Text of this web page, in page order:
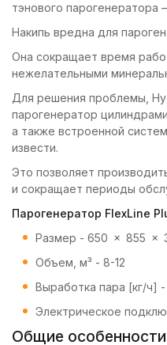
тэнового парогенератора
Накипь вредна для
Она сокращает время
нежелательными
Для решения проблемы,
парогенератор
а также встроенной
извести.
Это позволяет
и сокращает периоды
Парогенератор FlexLine
Размер - 650 × 855 ×
Объем, м³ - 8-12
Выработка пара [кг/ч] -
Электрическое
Общие особенности